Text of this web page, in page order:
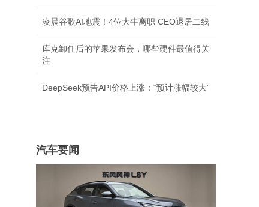
凌晨谷歌AI地震！4位大牛离职 CEO退居二线
库克卸任后的苹果发布会，哪些硬件最值得关
注
DeepSeek预告API价格上涨：“预计涨幅较大”
汽车要闻